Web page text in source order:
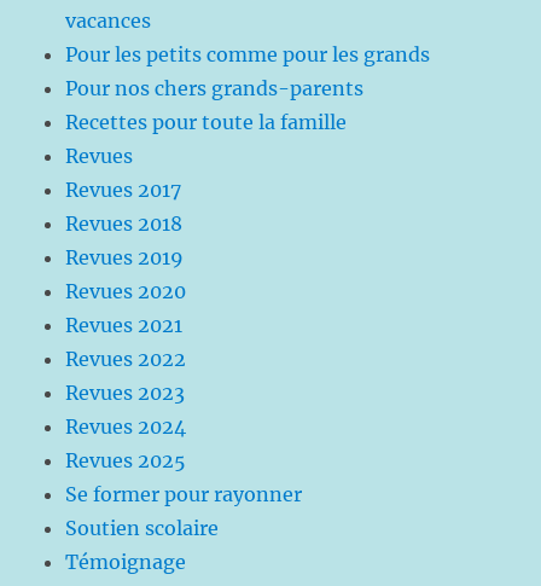
vacances
Pour les petits comme pour les grands
Pour nos chers grands-parents
Recettes pour toute la famille
Revues
Revues 2017
Revues 2018
Revues 2019
Revues 2020
Revues 2021
Revues 2022
Revues 2023
Revues 2024
Revues 2025
Se former pour rayonner
Soutien scolaire
Témoignage